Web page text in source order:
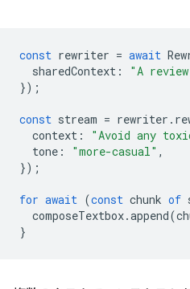
const rewriter = await
sharedContext :
"A
});
const stream = rewriter .
context :
"Avoid any
tone : "more-casual" ,
});
for await (const chunk of
composeTextbox.append(
}